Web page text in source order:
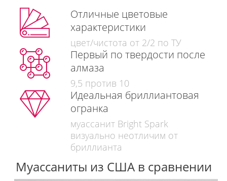
Отличные цветовые
характеристики
цвет/чистота от 2/2 по ТУ
Первый по твердости после
алмаза
9,5 против 10
Идеальная бриллиантовая
огранка
муассанит Bright Spark
визуально неотличим от
бриллианта
Муассаниты из США в сравнении